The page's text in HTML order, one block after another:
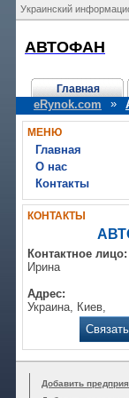
Украинский
АВТОФАН
Главная
eRynok.com »
МЕНЮ
Главная
О нас
Контакты
КОНТАКТЫ
Контактное лицо:
Ирина
Адрес:
Украина, Киев,
Добавить